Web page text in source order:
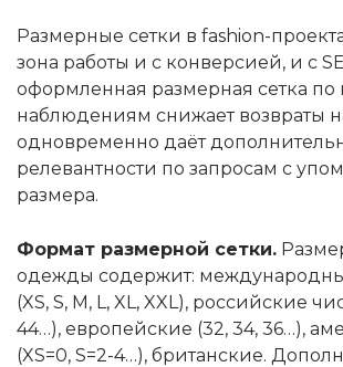
Размерные сетки в fashion-
зона работы и с конверсией, и с
оформленная размерная сетка
наблюдениям снижает возвраты
одновременно даёт
релевантности по запросам с
размера.
Формат размерной сетки.
одежды содержит:
(XS, S, M, L, XL, XXL), российские
44…), европейские (32, 34, 36…),
(XS=0, S=2-4…), британские.